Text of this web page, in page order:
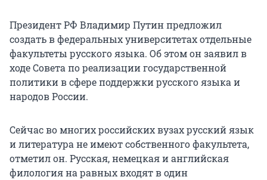
Президент РФ Владимир Путин предложил
создать в федеральных университетах отдельные
факультеты русского языка. Об этом он заявил в
ходе Совета по реализации государственной
политики в сфере поддержки русского языка и
народов России.
Сейчас во многих российских вузах русский язык
и литература не имеют собственного факультета,
отметил он. Русская, немецкая и английская
филология на равных входят в один